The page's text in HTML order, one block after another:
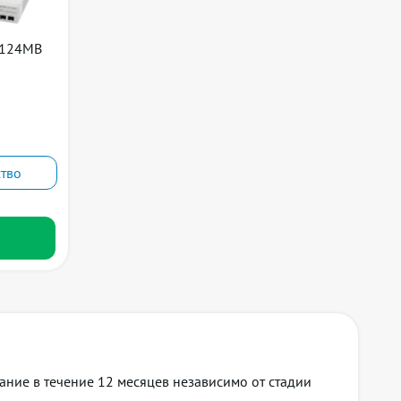
unknown unicast)
в течение 12 месяцев независимо от стадии